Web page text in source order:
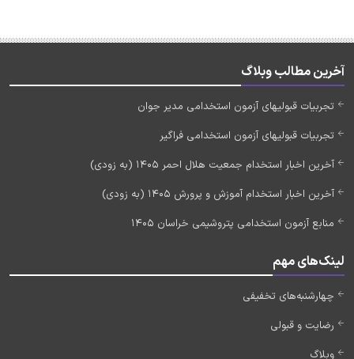
آخرین مطالب وبلاگ
تجربیات قبولیهای آزمون استخدامی مدیر جوان
تجربیات قبولیهای آزمون استخدامی فراگیر
آخرین اخبار استخدام جمعیت هلال احمر 1405 (به زودی)
آخرین اخبار استخدام آموزش و پرورش 1405 (به زودی)
منابع آزمون استخدامی پتروشیمی خراسان 1405
لینک‌های مهم
چهارشنبه‌های تخفیفی
رضایت و قبولی
وبلاگ